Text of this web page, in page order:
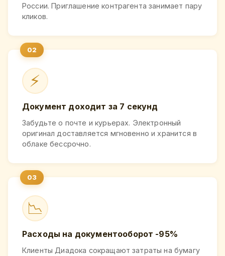
России. Приглашение контрагента занимает пару
кликов.
⚡
Документ доходит за 7 секунд
Забудьте о почте и курьерах. Электронный
оригинал доставляется мгновенно и хранится в
облаке бессрочно.
📉
Расходы на документооборот -95%
Клиенты Диадока сокращают затраты на бумагу